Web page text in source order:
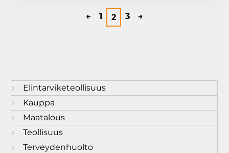
Elintarviketeollisuus
Kauppa
Maatalous
Teollisuus
Terveydenhuolto
← 1 2 3 →